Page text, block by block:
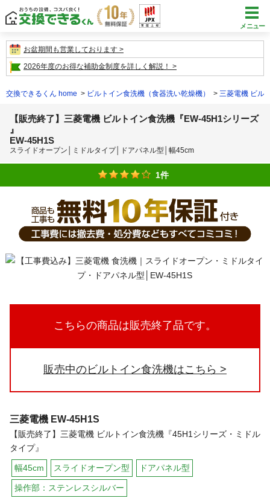
メニュー
お盆期間も営業しております
2026年度のお得な補助金制度を詳しく解説！
交換できるくん home ビルトイン食洗機（食器洗い乾燥機） 三菱電機 ビル
【販売終了】三菱電機 ビルトイン食洗機『EW-45H1シリーズ
』
EW-45H1S
スライドオープン│ミドルタイプ│ドアパネル型│幅45cm
1件
こちらの商品は販売終了品です。
販売中のビルトイン食洗機はこちら
三菱電機 EW-45H1S
【販売終了】三菱電機 ビルトイン食洗機『45H1シリーズ・ミドル
タイプ』
幅45cm スライドオープン型 ドアパネル型
操作部：ステンレスシルバー